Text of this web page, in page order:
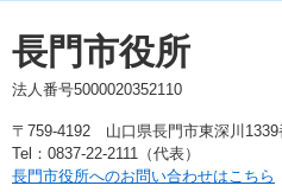
長門市役所
法人番号5000020352110
〒759-4192 山口県長門市東深川1339
Tel：0837-22-2111（代表）
長門市役所へのお問い合わせはこちら